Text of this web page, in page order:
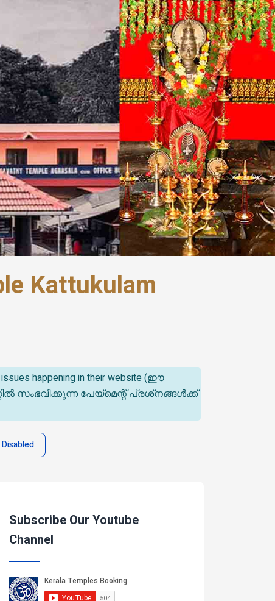
Kattukulam
issues happening in their website (ഈ
പേയ്‌മെന്റ് പ്രശ്‌നങ്ങൾക്ക്
Subscribe Our Youtube
Channel